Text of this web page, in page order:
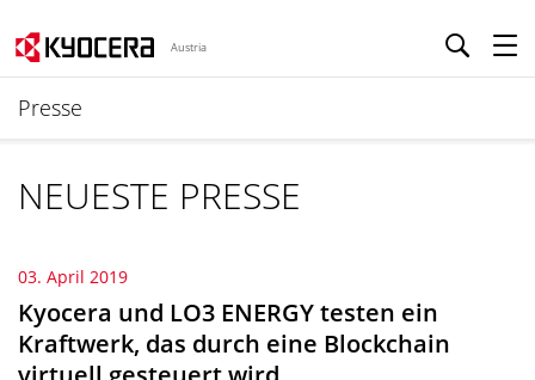
Austria
Presse
NEUESTE PRESSE
03. April 2019
Kyocera und LO3 ENERGY testen ein
Kraftwerk, das durch eine Blockchain